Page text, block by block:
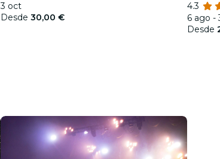
3 oct
Desde 30,00 €
4.3
6 ago -
Desde